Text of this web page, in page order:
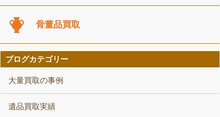
骨董品買取
ブログカテゴリー
大量買取の事例
遺品買取実績